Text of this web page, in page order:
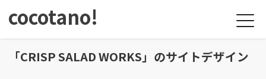
cocotano!
「CRISP SALAD WORKS」のサイトデザイン